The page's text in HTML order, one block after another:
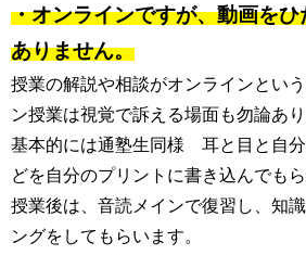
・オンラインですが、動画を
ありません。
授業の解説や相談がオンラインとい
ン授業は視覚で訴える場面も勿論あり
基本的には通塾生同様 耳と目と自
どを自分のプリントに書き込んでもら
授業後は、音読メインで復習し、知
ングをしてもらいます。